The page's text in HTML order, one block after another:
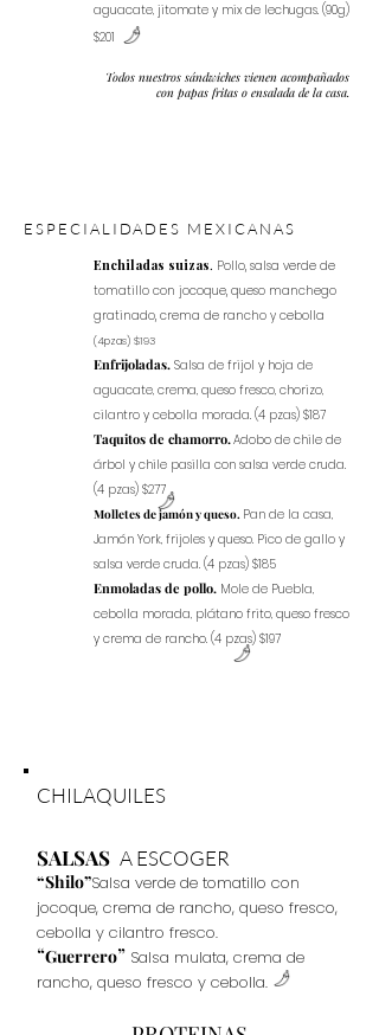
aguacate, jitomate y mix de lechugas. (90g)
$201
Todos nuestros sándwiches vienen acompañados
con papas fritas o ensalada de la casa.
ESPECIALIDADES MEXICANAS
Enchiladas suizas. Pollo, salsa verde de
tomatillo con jocoque, queso manchego
gratinado, crema de rancho y cebolla
(4pzas) $193
Enfrijoladas. Salsa de frijol y hoja de
aguacate, crema, queso fresco, chorizo,
cilantro y cebolla morada. (4 pzas) $187
Taquitos de chamorro.Adobo de chile de
árbol y chile pasilla con salsa verde cruda.
(4 pzas) $277
Molletes de jamón y queso. Pan de la casa,
Jamón York, frijoles y queso. Pico de gallo y
salsa verde cruda. (4 pzas) $185
Enmoladas de pollo. Mole de Puebla,
cebolla morada, plátano frito, queso fresco
y crema de rancho. (4 pzas) $197
CHILAQUILES
SALSAS A ESCOGER
“Shilo”Salsa verde de tomatillo con
jocoque, crema de rancho, queso fresco,
cebolla y cilantro fresco.
“Guerrero” Salsa mulata, crema de
rancho, queso fresco y cebolla.